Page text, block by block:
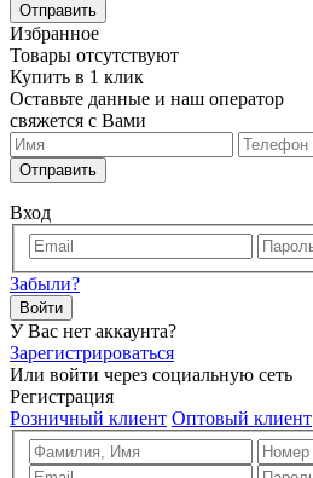
Отправить
Избранное
Товары отсутствуют
Купить в 1 клик
Оставьте данные и наш оператор
свяжется с Вами
Отправить
Вход
Забыли?
Войти
У Вас нет аккаунта?
Зарегистрироваться
Или войти через социальную сеть
Регистрация
Розничный клиент Оптовый клиент